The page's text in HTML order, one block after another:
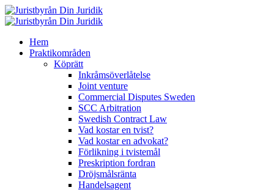
Hem
Praktikområden
Köprätt
Inkråmsöverlåtelse
Joint venture
Commercial Disputes Sweden
SCC Arbitration
Swedish Contract Law
Vad kostar en tvist?
Vad kostar en advokat?
Förlikning i tvistemål
Preskription fordran
Dröjsmålsränta
Handelsagent